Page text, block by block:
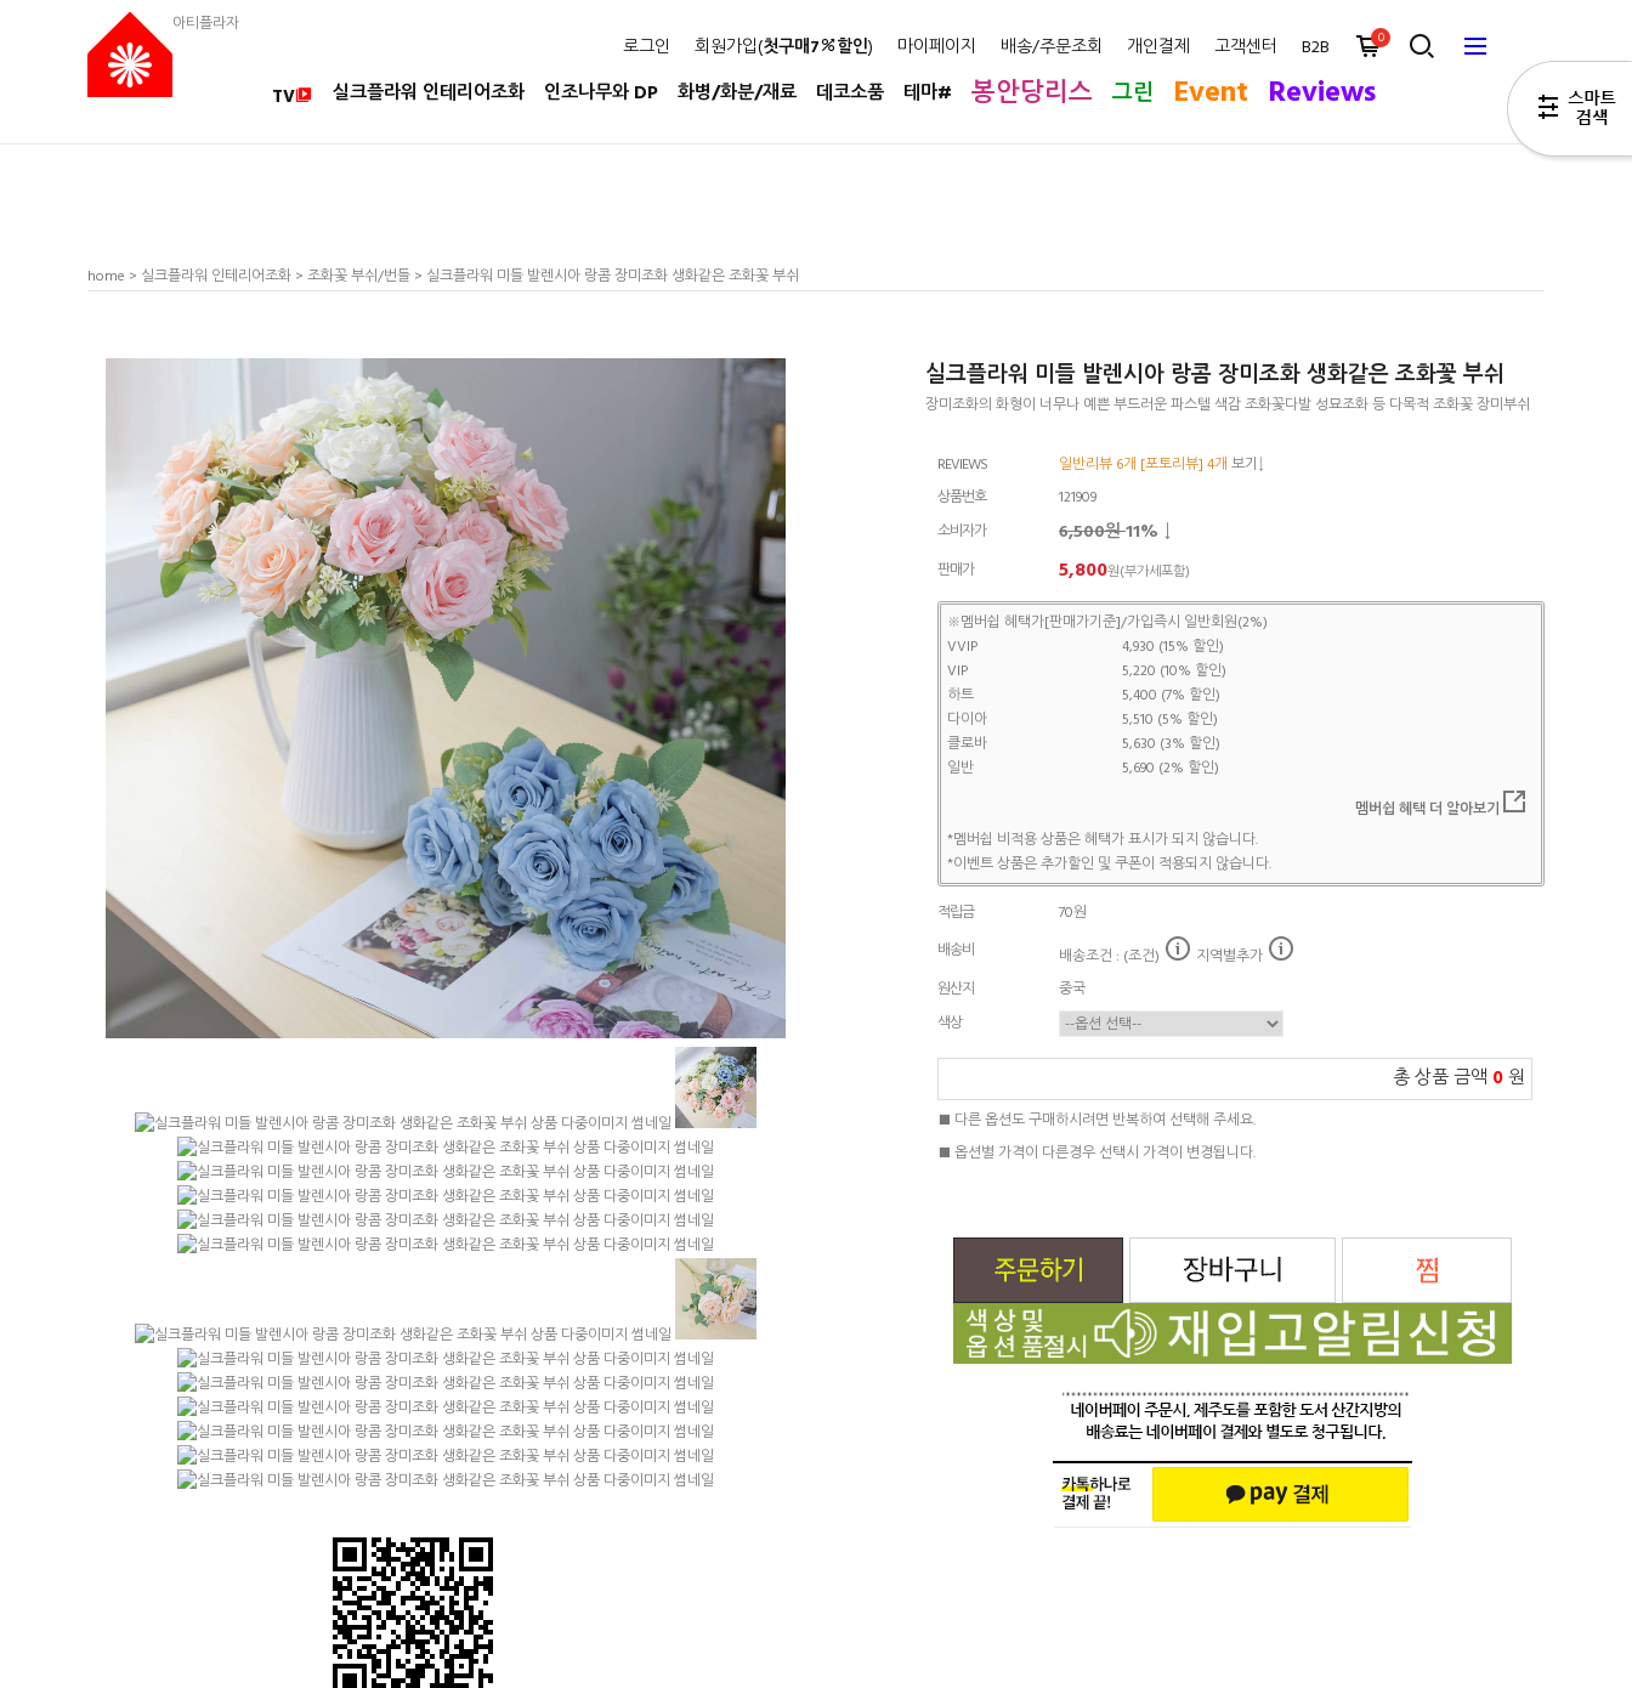
아티플라자
로그인 회원가입(첫구매7 할인) 마이페이지 배송/주문조회 개인결제 고객센터 B2B 0
TV 실크플라워 인테리어조화 인조나무와 DP 화병/화분/재료 데코소품 테마# 봉안당리스 그린 Event Reviews
home > 실크플라워 인테리어조화 > 조화꽃 부쉬/번들 > 실크플라워 미들 발렌시아 랑콤 장미조화 생화같은 조화꽃 부쉬
실크플라워 미들 발렌시아 랑콤 장미조화 생화같은 조화꽃 부쉬
장미조화의 화형이 너무나 예쁜 부드러운 파스텔 색감 조화꽃다발 성묘조화 등 다목적 조화꽃 장미부쉬
REVIEWS 일반리뷰 6개 [포토리뷰] 4개 보기↓
상품번호
121909
소비자가
6,500원11% ↓
판매가 5,800원(부가세포함)
※멤버쉽 혜택가[판매가기준]/가입즉시 일반회원(2%)
VVIP
4,930 (15% 할인)
VIP
5,220 (10% 할인)
하트
5,400 (7% 할인)
다이아
5,510 (5% 할인)
클로바
5,630 (3% 할인)
일반
5,690 (2% 할인)
멤버쉽 혜택 더 알아보기
*멤버쉽 비적용 상품은 혜택가 표시가 되지 않습니다.
*이벤트 상품은 추가할인 및 쿠폰이 적용되지 않습니다.
적립금
70원
배송비
배송조건 : (조건)
지역별추가
원산지
중국
색상
총 상품 금액 0원
■ 다른 옵션도 구매하시려면 반복하여 선택해 주세요.
■ 옵션별 가격이 다른경우 선택시 가격이 변경됩니다.